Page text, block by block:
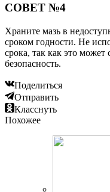
СОВЕТ №4
Храните мазь в
сроком годности. Не
срока, так как это может
безопасность.
Поделиться
Отправить
Класснуть
Похожее